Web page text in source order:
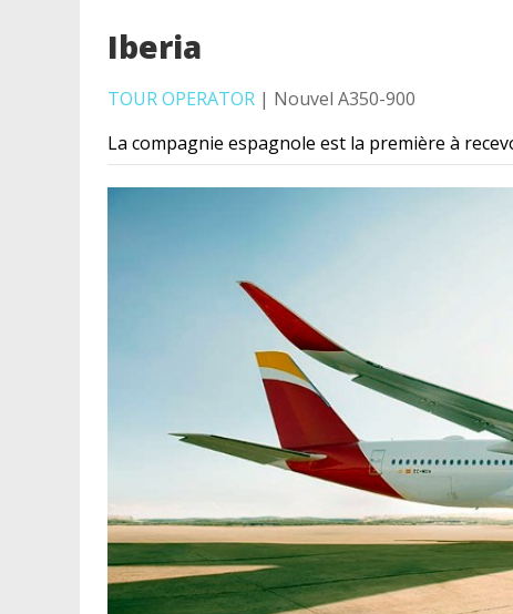
Iberia
TOUR OPERATOR | Nouvel A350-900
La compagnie espagnole est la première à